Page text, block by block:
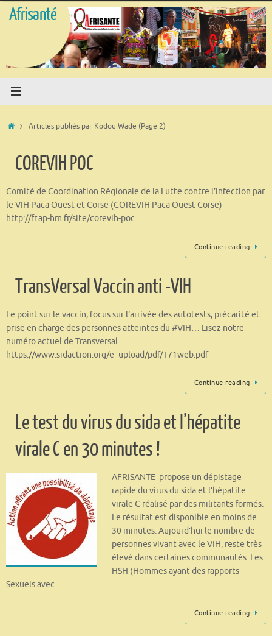
Passer
Afrisanté
AccueilArticles publiés par Kodou Wade (Page 2)
COREVIH POC
Comité de Coordination Régionale de la Lutte contre l’infection par
le VIH Paca Ouest et Corse (COREVIH Paca Ouest Corse)
http://fr.ap-hm.fr/site/corevih-poc
Continue reading
TransVersal Vaccin anti -VIH
Le point sur le vaccin, focus sur l’arrivée des autotests, précarité et
prise en charge des personnes atteintes du #VIH… Lisez notre
numéro actuel de Transversal.
https://www.sidaction.org/e_upload/pdf/T71web.pdf
Continue reading
Le test du virus du sida et l’hépatite
virale C en 30 minutes !
AFRISANTE propose un dépistage
rapide du virus du sida et l’hépatite
virale C réalisé par des militants formés.
Le résultat est disponible en moins de
30 minutes. Aujourd’hui le nombre de
personnes vivant avec le VIH, reste très
élevé dans certaines communautés. Les
HSH (Hommes ayant des rapports
Sexuels avec…
Continue reading